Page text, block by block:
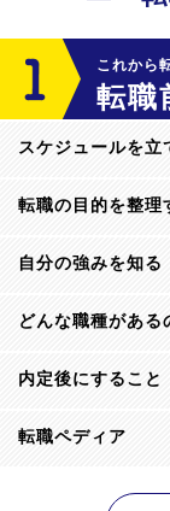
これから
転職
スケジュールを立
転職の目的を整理
自分の強みを知る
どんな職種がある
内定後にすること
転職ペディア